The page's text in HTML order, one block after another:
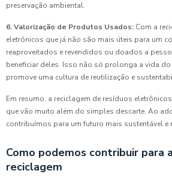
preservação ambiental.
6. Valorização de Produtos Usados: Com a
eletrônicos que já não são mais úteis para um
reaproveitados e revendidos ou doados a
beneficiar deles. Isso não só prolonga a vida
promove uma cultura de reutilização e
Em resumo, a reciclagem de resíduos
que vão muito além do simples descarte. Ao
contribuímos para um futuro mais sustentável e
Como podemos contribuir para
reciclagem